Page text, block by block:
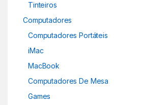
Tinteiros
Computadores
Computadores Portáteis
iMac
MacBook
Computadores De Mesa
Games